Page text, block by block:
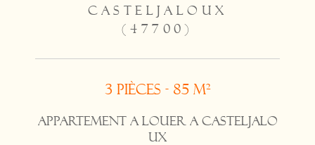
CASTELJALOUX
(47700)
3 pièces - 85 m²
APPARTEMENT A LOUER A CASTELJALO
UX